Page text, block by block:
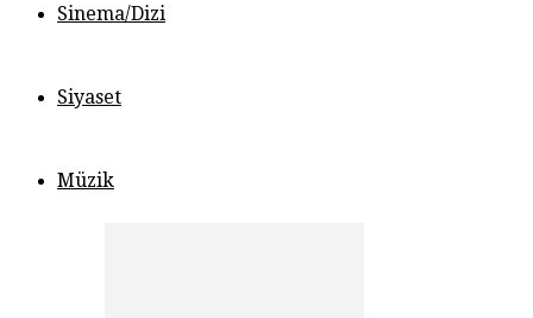
Sinema/Dizi
Siyaset
Müzik